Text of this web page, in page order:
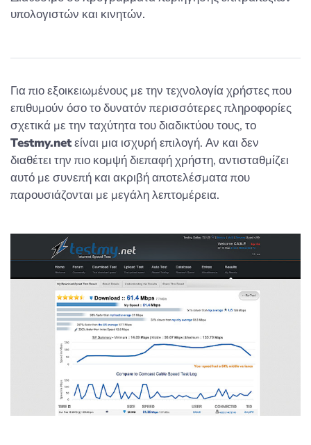
υπολογιστών και κινητών.
Για πιο εξοικειωμένους με την τεχνολογία χρήστες που
επιθυμούν όσο το δυνατόν περισσότερες πληροφορίες
σχετικά με την ταχύτητα του διαδικτύου τους, το
Testmy.netείναι μια ισχυρή επιλογή. Αν και δεν
διαθέτει την πιο κομψή διεπαφή χρήστη, αντισταθμίζει
αυτό με συνεπή και ακριβή αποτελέσματα που
παρουσιάζονται με μεγάλη λεπτομέρεια.